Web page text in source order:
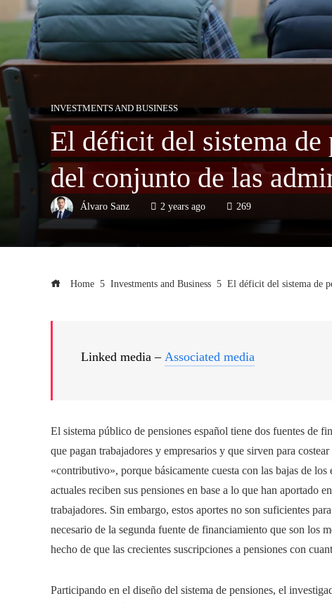
INVESTMENTS AND BUSINESS
El déficit del sistema de
del conjunto de las
Álvaro Sanz 2 years ago 269
Home Investments and Business El déficit del sistema de
Linked media – Associated media
El sistema público de pensiones español tiene dos fuentes de
que pagan trabajadores y empresarios y que sirven para
«contributivo», porque básicamente cuesta con las bajas de
actuales reciben sus pensiones en base a lo que han aportado
trabajadores. Sin embargo, estos aportes no son suficientes
necesario de la segunda fuente de financiamiento que son los
hecho de que las crecientes suscripciones a pensiones con
Participando en el diseño del sistema de pensiones, el